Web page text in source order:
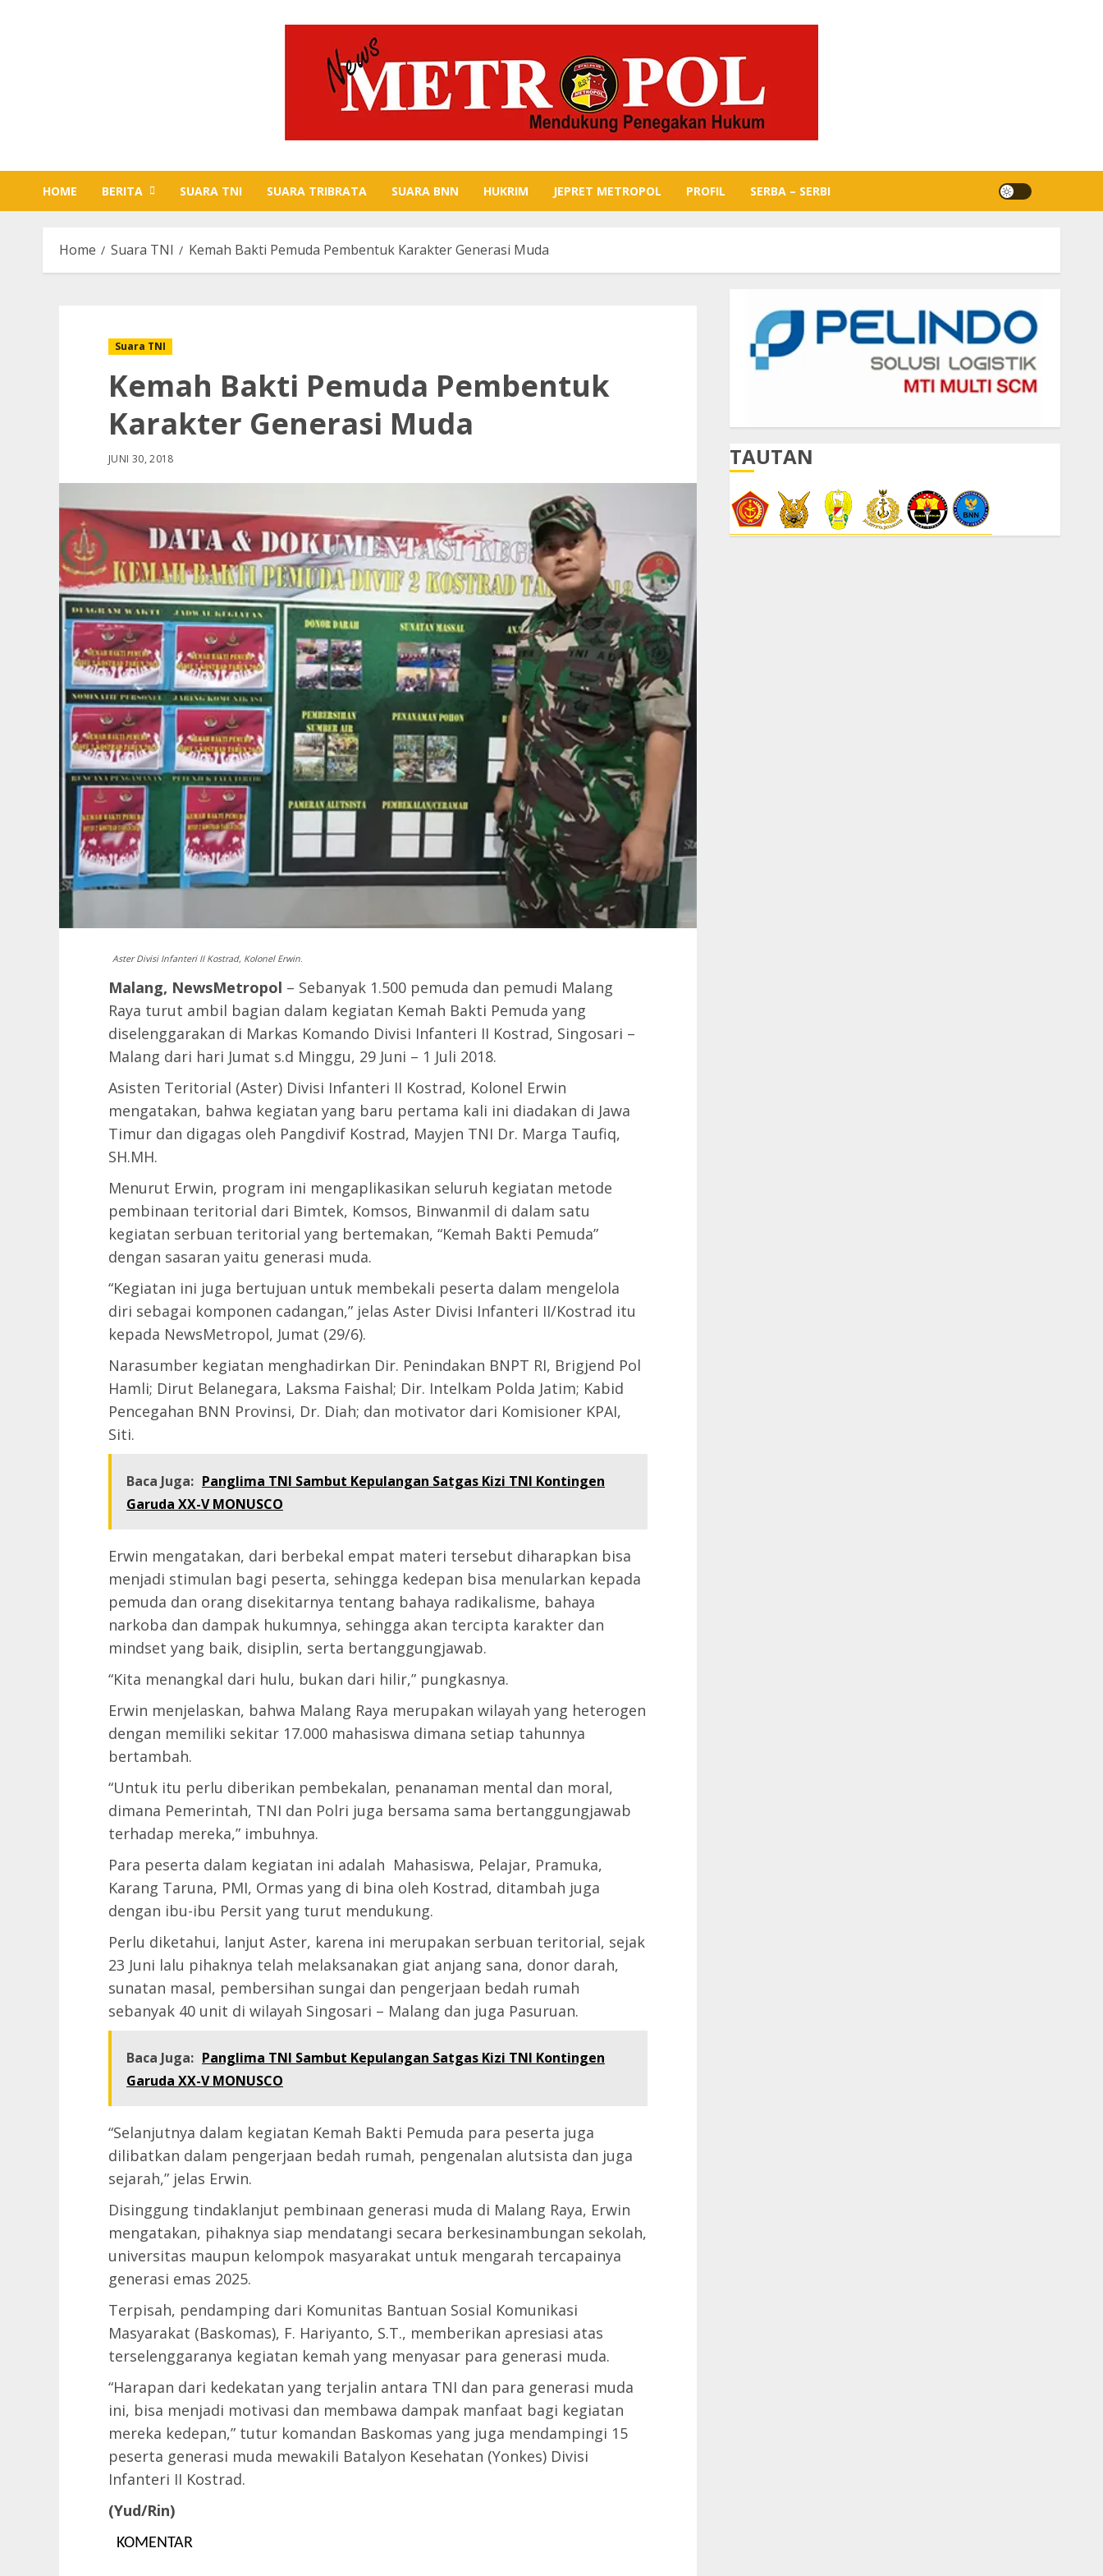
HOME BERITA SUARA TNI SUARA TRIBRATA SUARA BNN HUKRIM JEPRET METROPOL PROFIL SERBA – SERBI
Home Suara TNI Kemah Bakti Pemuda Pembentuk Karakter Generasi Muda
Suara TNI
Kemah Bakti Pemuda Pembentuk
Karakter Generasi Muda
JUNI 30, 2018
Aster Divisi Infanteri II Kostrad, Kolonel Erwin.
Malang, NewsMetropol – Sebanyak 1.500 pemuda dan pemudi Malang
Raya turut ambil bagian dalam kegiatan Kemah Bakti Pemuda yang
diselenggarakan di Markas Komando Divisi Infanteri II Kostrad, Singosari –
Malang dari hari Jumat s.d Minggu, 29 Juni – 1 Juli 2018.
Asisten Teritorial (Aster) Divisi Infanteri II Kostrad, Kolonel Erwin
mengatakan, bahwa kegiatan yang baru pertama kali ini diadakan di Jawa
Timur dan digagas oleh Pangdivif Kostrad, Mayjen TNI Dr. Marga Taufiq,
SH.MH.
Menurut Erwin, program ini mengaplikasikan seluruh kegiatan metode
pembinaan teritorial dari Bimtek, Komsos, Binwanmil di dalam satu
kegiatan serbuan teritorial yang bertemakan, “Kemah Bakti Pemuda”
dengan sasaran yaitu generasi muda.
“Kegiatan ini juga bertujuan untuk membekali peserta dalam mengelola
diri sebagai komponen cadangan,” jelas Aster Divisi Infanteri II/Kostrad itu
kepada NewsMetropol, Jumat (29/6).
Narasumber kegiatan menghadirkan Dir. Penindakan BNPT RI, Brigjend Pol
Hamli; Dirut Belanegara, Laksma Faishal; Dir. Intelkam Polda Jatim; Kabid
Pencegahan BNN Provinsi, Dr. Diah; dan motivator dari Komisioner KPAI,
Siti.
Baca Juga: Panglima TNI Sambut Kepulangan Satgas Kizi TNI Kontingen
Garuda XX-V MONUSCO
Erwin mengatakan, dari berbekal empat materi tersebut diharapkan bisa
menjadi stimulan bagi peserta, sehingga kedepan bisa menularkan kepada
pemuda dan orang disekitarnya tentang bahaya radikalisme, bahaya
narkoba dan dampak hukumnya, sehingga akan tercipta karakter dan
mindset yang baik, disiplin, serta bertanggungjawab.
“Kita menangkal dari hulu, bukan dari hilir,” pungkasnya.
Erwin menjelaskan, bahwa Malang Raya merupakan wilayah yang heterogen
dengan memiliki sekitar 17.000 mahasiswa dimana setiap tahunnya
bertambah.
“Untuk itu perlu diberikan pembekalan, penanaman mental dan moral,
dimana Pemerintah, TNI dan Polri juga bersama sama bertanggungjawab
terhadap mereka,” imbuhnya.
Para peserta dalam kegiatan ini adalah Mahasiswa, Pelajar, Pramuka,
Karang Taruna, PMI, Ormas yang di bina oleh Kostrad, ditambah juga
dengan ibu-ibu Persit yang turut mendukung.
Perlu diketahui, lanjut Aster, karena ini merupakan serbuan teritorial, sejak
23 Juni lalu pihaknya telah melaksanakan giat anjang sana, donor darah,
sunatan masal, pembersihan sungai dan pengerjaan bedah rumah
sebanyak 40 unit di wilayah Singosari – Malang dan juga Pasuruan.
Baca Juga: Panglima TNI Sambut Kepulangan Satgas Kizi TNI Kontingen
Garuda XX-V MONUSCO
“Selanjutnya dalam kegiatan Kemah Bakti Pemuda para peserta juga
dilibatkan dalam pengerjaan bedah rumah, pengenalan alutsista dan juga
sejarah,” jelas Erwin.
Disinggung tindaklanjut pembinaan generasi muda di Malang Raya, Erwin
mengatakan, pihaknya siap mendatangi secara berkesinambungan sekolah,
universitas maupun kelompok masyarakat untuk mengarah tercapainya
generasi emas 2025.
Terpisah, pendamping dari Komunitas Bantuan Sosial Komunikasi
Masyarakat (Baskomas), F. Hariyanto, S.T., memberikan apresiasi atas
terselenggaranya kegiatan kemah yang menyasar para generasi muda.
“Harapan dari kedekatan yang terjalin antara TNI dan para generasi muda
ini, bisa menjadi motivasi dan membawa dampak manfaat bagi kegiatan
mereka kedepan,” tutur komandan Baskomas yang juga mendampingi 15
peserta generasi muda mewakili Batalyon Kesehatan (Yonkes) Divisi
Infanteri II Kostrad.
(Yud/Rin)
KOMENTAR
TAUTAN